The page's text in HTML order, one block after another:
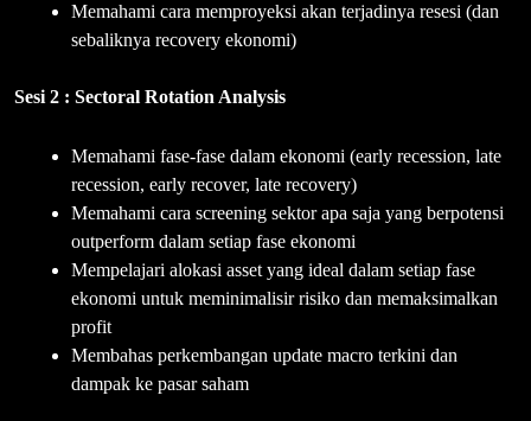
Memahami cara memproyeksi akan terjadinya resesi (dan
sebaliknya recovery ekonomi)
Sesi 2 : Sectoral Rotation Analysis
Memahami fase-fase dalam ekonomi (early recession, late
recession, early recover, late recovery)
Memahami cara screening sektor apa saja yang berpotensi
outperform dalam setiap fase ekonomi
Mempelajari alokasi asset yang ideal dalam setiap fase
ekonomi untuk meminimalisir risiko dan memaksimalkan
profit
Membahas perkembangan update macro terkini dan
dampak ke pasar saham